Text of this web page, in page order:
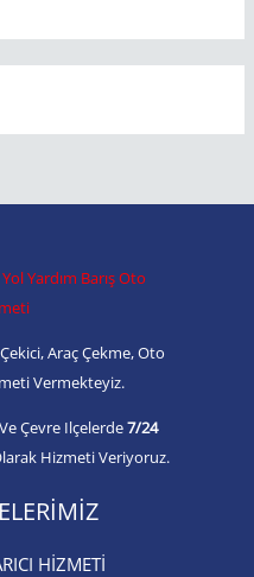
Araç Çekme, Oto
Vermekteyiz.
Çevre Ilçelerde7/24
Hizmeti Veriyoruz.
HİZMETİ